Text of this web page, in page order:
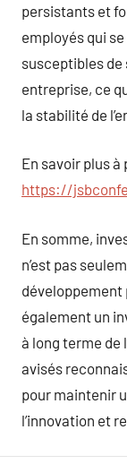
persistants et
employés qui
susceptibles de
entreprise, ce
la stabilité de
En savoir plus à
https://
En somme,
n’est pas
développement
également un
à long terme de
avisés
pour maintenir
l’innovation et